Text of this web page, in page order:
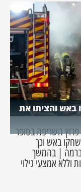
באש והציתו את
השריפה בסופר
באש וכך
ברמה | בהמשך
אמצעי גילוי